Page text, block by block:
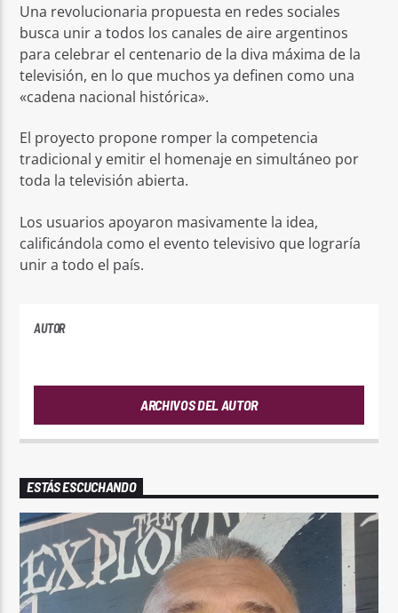
Una revolucionaria propuesta en redes sociales
busca unir a todos los canales de aire argentinos
para celebrar el centenario de la diva máxima de la
televisión, en lo que muchos ya definen como una
«cadena nacional histórica».
El proyecto propone romper la competencia
tradicional y emitir el homenaje en simultáneo por
toda la televisión abierta.
Los usuarios apoyaron masivamente la idea,
calificándola como el evento televisivo que lograría
unir a todo el país.
AUTOR
ARCHIVOS DEL AUTOR
ESTÁS ESCUCHANDO